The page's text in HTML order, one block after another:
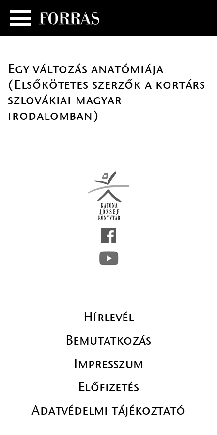
Egy változás anatómiája
(Elsőkötetes szerzők a kortárs
szlovákiai magyar
irodalomban)
Hírlevél
Bemutatkozás
Impresszum
Előfizetés
Adatvédelmi tájékoztató